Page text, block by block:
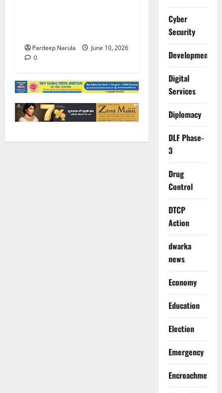
Pardeep Narula
June 10, 2026
0
Cyber
Security
Development
Digital
Services
Diplomacy
DLF Phase-
3
Drug
Control
DTCP
Action
dwarka
news
Economy
Education
Election
Emergency
Encroachment